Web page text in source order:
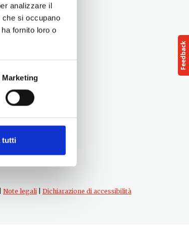
analizzare il
si occupano
fornito loro o
Marketing
tutti
us
Note legali Dichiarazione di accessibilità